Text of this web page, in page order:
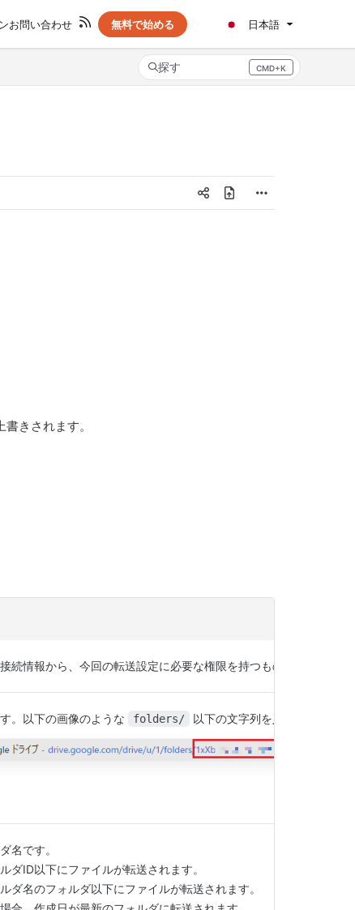
お問い合わせ 無料で始める 日本語
探す CMD+K
Press CMD+K to open search
きされます。
続情報から、今回の転送設定に必要な権限を持つものを選択します
。以下の画像のような folders/ 以下の文字列を入力してくださ
名です。
ダID以下にファイルが転送されます。
ダ名のフォルダ以下にファイルが転送されます。